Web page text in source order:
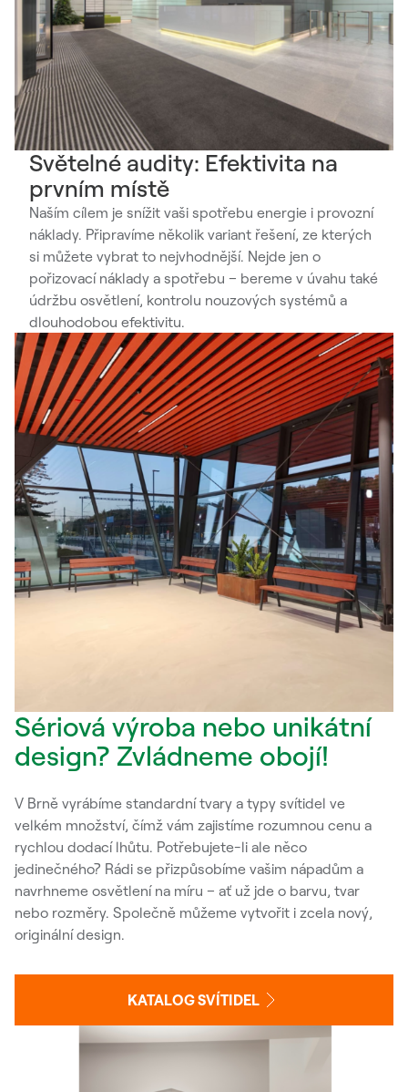
Světelné audity: Efektivita na
prvním místě
Naším cílem je snížit vaši spotřebu energie i provozní
náklady. Připravíme několik variant řešení, ze kterých
si můžete vybrat to nejvhodnější. Nejde jen o
pořizovací náklady a spotřebu – bereme v úvahu také
údržbu osvětlení, kontrolu nouzových systémů a
dlouhodobou efektivitu.
Sériová výroba nebo unikátní
design? Zvládneme obojí!
V Brně vyrábíme standardní tvary a typy svítidel ve
velkém množství, čímž vám zajistíme rozumnou cenu a
rychlou dodací lhůtu. Potřebujete-li ale něco
jedinečného? Rádi se přizpůsobíme vašim nápadům a
navrhneme osvětlení na míru – ať už jde o barvu, tvar
nebo rozměry. Společně můžeme vytvořit i zcela nový,
originální design.
KATALOG SVÍTIDEL